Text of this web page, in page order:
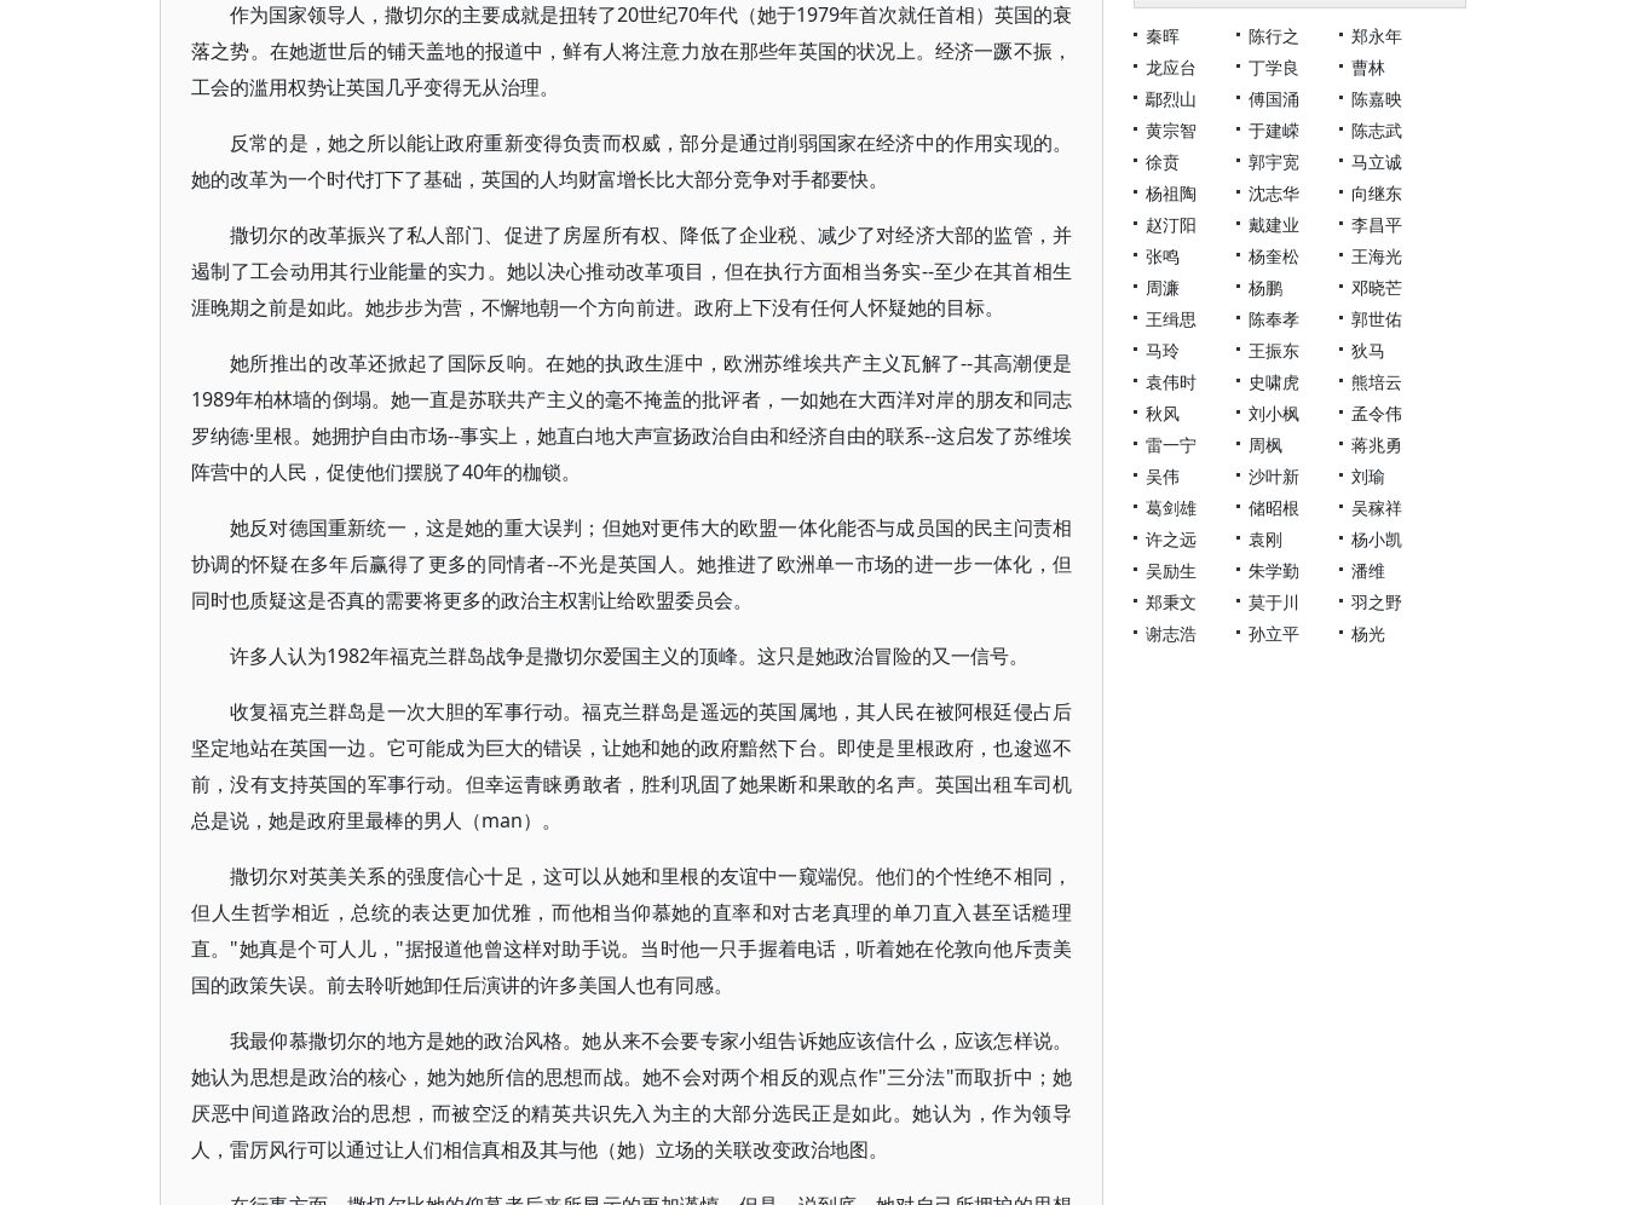
作为国家领导人，撒切尔的主要成就是扭转了20世纪70年代（她于1979年首次就任首相）英国的衰
落之势。在她逝世后的铺天盖地的报道中，鲜有人将注意力放在那些年英国的状况上。经济一蹶不振，
工会的滥用权势让英国几乎变得无从治理。
反常的是，她之所以能让政府重新变得负责而权威，部分是通过削弱国家在经济中的作用实现的。
她的改革为一个时代打下了基础，英国的人均财富增长比大部分竞争对手都要快。
撒切尔的改革振兴了私人部门、促进了房屋所有权、降低了企业税、减少了对经济大部的监管，并
遏制了工会动用其行业能量的实力。她以决心推动改革项目，但在执行方面相当务实--至少在其首相生
涯晚期之前是如此。她步步为营，不懈地朝一个方向前进。政府上下没有任何人怀疑她的目标。
她所推出的改革还掀起了国际反响。在她的执政生涯中，欧洲苏维埃共产主义瓦解了--其高潮便是
1989年柏林墙的倒塌。她一直是苏联共产主义的毫不掩盖的批评者，一如她在大西洋对岸的朋友和同志
罗纳德·里根。她拥护自由市场--事实上，她直白地大声宣扬政治自由和经济自由的联系--这启发了苏维埃
阵营中的人民，促使他们摆脱了40年的枷锁。
她反对德国重新统一，这是她的重大误判；但她对更伟大的欧盟一体化能否与成员国的民主问责相
协调的怀疑在多年后赢得了更多的同情者--不光是英国人。她推进了欧洲单一市场的进一步一体化，但
同时也质疑这是否真的需要将更多的政治主权割让给欧盟委员会。
许多人认为1982年福克兰群岛战争是撒切尔爱国主义的顶峰。这只是她政治冒险的又一信号。
收复福克兰群岛是一次大胆的军事行动。福克兰群岛是遥远的英国属地，其人民在被阿根廷侵占后
坚定地站在英国一边。它可能成为巨大的错误，让她和她的政府黯然下台。即使是里根政府，也逡巡不
前，没有支持英国的军事行动。但幸运青睐勇敢者，胜利巩固了她果断和果敢的名声。英国出租车司机
总是说，她是政府里最棒的男人（man）。
撒切尔对英美关系的强度信心十足，这可以从她和里根的友谊中一窥端倪。他们的个性绝不相同，
但人生哲学相近，总统的表达更加优雅，而他相当仰慕她的直率和对古老真理的单刀直入甚至话糙理
直。"她真是个可人儿，"据报道他曾这样对助手说。当时他一只手握着电话，听着她在伦敦向他斥责美
国的政策失误。前去聆听她卸任后演讲的许多美国人也有同感。
我最仰慕撒切尔的地方是她的政治风格。她从来不会要专家小组告诉她应该信什么，应该怎样说。
她认为思想是政治的核心，她为她所信的思想而战。她不会对两个相反的观点作"三分法"而取折中；她
厌恶中间道路政治的思想，而被空泛的精英共识先入为主的大部分选民正是如此。她认为，作为领导
人，雷厉风行可以通过让人们相信真相及其与他（她）立场的关联改变政治地图。
秦晖 陈行之
郑永年
龙应台
丁学良
曹林
鄢烈山
傅国涌
陈嘉映
黄宗智
于建嵘
陈志武
徐贲
郭宇宽
马立诚
杨祖陶
沈志华
向继东
赵汀阳
戴建业
李昌平
张鸣
杨奎松
王海光
周濂
杨鹏
邓晓芒
王缉思
陈奉孝
郭世佑
马玲
王振东
狄马
袁伟时
史啸虎
熊培云
秋风
刘小枫
孟令伟
雷一宁
周枫
蒋兆勇
吴伟
沙叶新
刘瑜
葛剑雄
储昭根
吴稼祥
许之远
袁刚
杨小凯
吴励生
朱学勤
潘维
郑秉文
莫于川
羽之野
谢志浩
孙立平 杨光